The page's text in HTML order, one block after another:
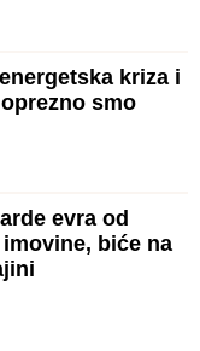
kriza i
smo
evra od
biće na